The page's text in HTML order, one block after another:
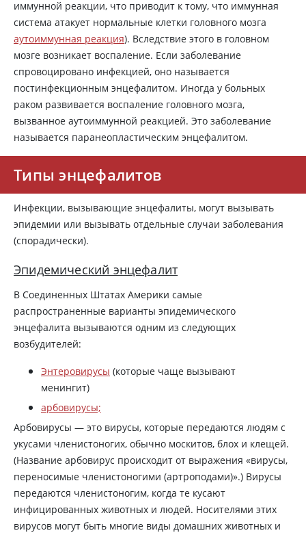
иммунной реакции, что приводит к тому, что иммунная
система атакует нормальные клетки головного мозга
аутоиммунная реакция). Вследствие этого в головном
мозге возникает воспаление. Если заболевание
спровоцировано инфекцией, оно называется
постинфекционным энцефалитом. Иногда у больных
раком развивается воспаление головного мозга,
вызванное аутоиммунной реакцией. Это заболевание
называется паранеопластическим энцефалитом.
Типы энцефалитов
Инфекции, вызывающие энцефалиты, могут вызывать
эпидемии или вызывать отдельные случаи заболевания
(спорадически).
Эпидемический энцефалит
В Соединенных Штатах Америки самые
распространенные варианты эпидемического
энцефалита вызываются одним из следующих
возбудителей:
Энтеровирусы (которые чаще вызывают
менингит)
арбовирусы;
Арбовирусы — это вирусы, которые передаются людям с
укусами членистоногих, обычно москитов, блох и клещей.
(Название арбовирус происходит от выражения «вирусы,
переносимые членистоногими (артроподами)».) Вирусы
передаются членистоногим, когда те кусают
инфицированных животных и людей. Носителями этих
вирусов могут быть многие виды домашних животных и